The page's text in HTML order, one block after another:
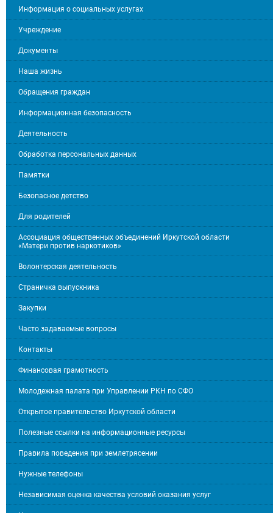
Информация о социальных услугах
Учреждение
Документы
Наша жизнь
Обращения граждан
Информационная безопасность
Деятельность
Обработка персональных данных
Памятки
Безопасное детство
Для родителей
Ассоциация общественных объединений Иркутской области
«Матери против наркотиков»
Волонтерская деятельность
Страничка выпускника
Закупки
Часто задаваемые вопросы
Контакты
Финансовая грамотность
Молодежная палата при Управлении РКН по СФО
Открытое правительство Иркутской области
Полезные ссылки на информационные ресурсы
Правила поведения при землетрясении
Нужные телефоны
Независимая оценка качества условий оказания услуг